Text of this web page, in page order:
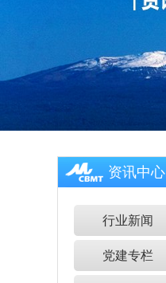
资讯中心
行业新闻
党建专栏